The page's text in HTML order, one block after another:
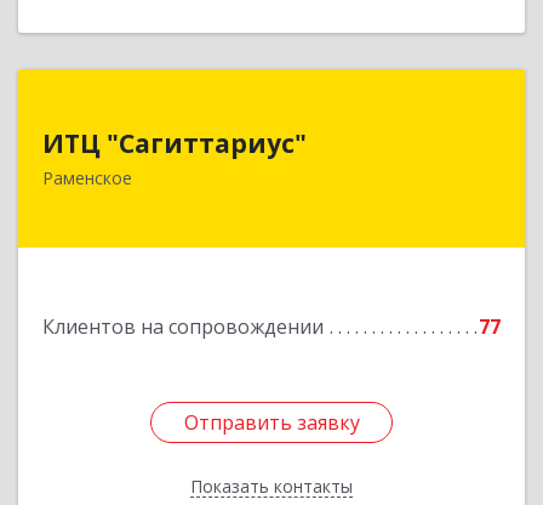
ИТЦ "Сагиттариус"
Раменское
Клиентов на сопровождении 77
Отправить заявку
Показать контакты
140103, Московская обл, Раменское г,
Приборостроителей ул, дом № 16А, кв.16
Подробнее
Отправить заявку
Назад